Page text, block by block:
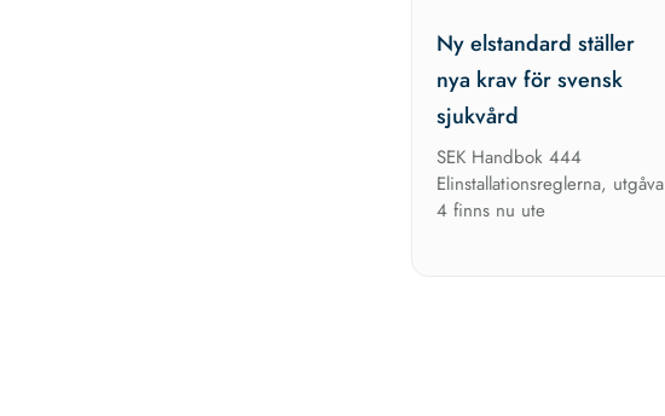
Ny elstandard ställer
nya krav för svensk
sjukvård
SEK Handbok 444
Elinstallationsreglerna, utgåva
4 finns nu ute